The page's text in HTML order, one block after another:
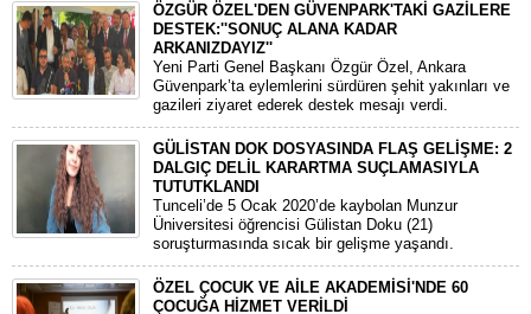
ÖZGÜR ÖZEL'DEN GÜVENPARK'TAKİ GAZİLERE
DESTEK:''SONUÇ ALANA KADAR
ARKANIZDAYIZ''
​Yeni Parti Genel Başkanı Özgür Özel, Ankara
Güvenpark’ta eylemlerini sürdüren şehit yakınları ve
gazileri ziyaret ederek destek mesajı verdi.
GÜLİSTAN DOK DOSYASINDA FLAŞ GELİŞME: 2
DALGIÇ DELİL KARARTMA SUÇLAMASIYLA
TUTUTKLANDI
​Tunceli’de 5 Ocak 2020’de kaybolan Munzur
Üniversitesi öğrencisi Gülistan Doku (21)
soruşturmasında sıcak bir gelişme yaşandı.
ÖZEL ÇOCUK VE AİLE AKADEMİSİ'NDE 60
ÇOCUĞA HİZMET VERİLDİ